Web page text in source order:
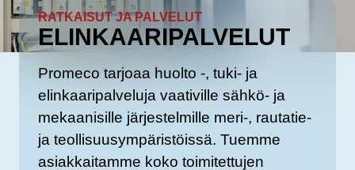
RATKAISUT JA PALVELUT
ELINKAARIPALVELUT
Promeco tarjoaa huolto -, tuki- ja
elinkaaripalveluja vaativille sähkö- ja
mekaanisille järjestelmille meri-, rautatie-
ja teollisuusympäristöissä. Tuemme
asiakkaitamme koko toimitettujen